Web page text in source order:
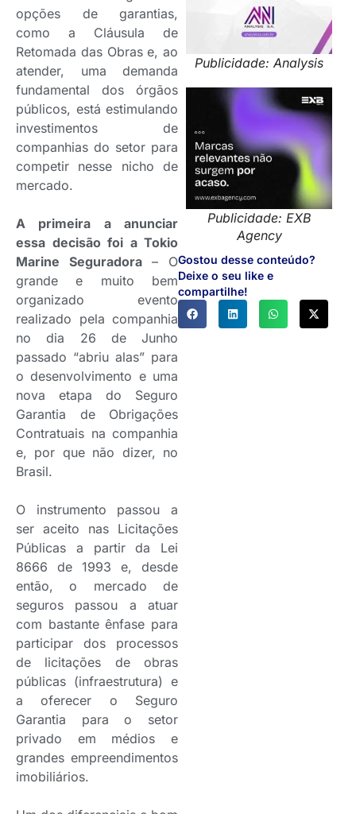
Publicidade: Analysis
Publicidade: EXB
Agency
Gostou desse conteúdo?
Deixe o seu like e
compartilhe!
opções de garantias,
como a Cláusula de
Retomada das Obras e, ao
atender, uma demanda
fundamental dos órgãos
públicos, está estimulando
investimentos de
companhias do setor para
competir nesse nicho de
mercado.
A primeira a anunciar
essa decisão foi a Tokio
Marine Seguradora– O
grande e muito bem
organizado evento
realizado pela companhia
no dia 26 de Junho
passado “abriu alas” para
o desenvolvimento e uma
nova etapa do Seguro
Garantia de Obrigações
Contratuais na companhia
e, por que não dizer, no
Brasil.
O instrumento passou a
ser aceito nas Licitações
Públicas a partir da Lei
8666 de 1993 e, desde
então, o mercado de
seguros passou a atuar
com bastante ênfase para
participar dos processos
de licitações de obras
públicas (infraestrutura) e
a oferecer o Seguro
Garantia para o setor
privado em médios e
grandes empreendimentos
imobiliários.